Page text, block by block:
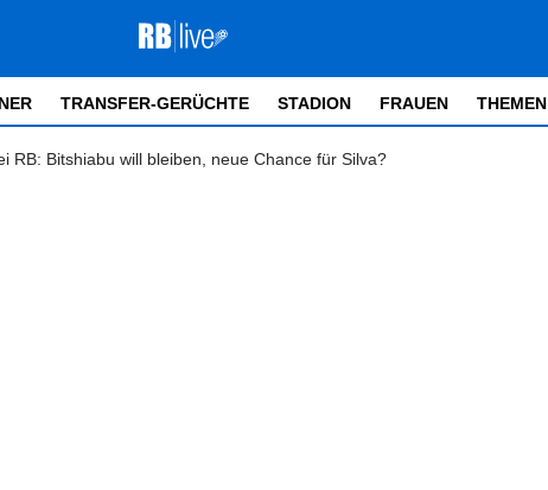
TRANSFER-GERÜCHTE STADION FRAUEN THEMEN
RB: Bitshiabu will bleiben, neue Chance für Silva?